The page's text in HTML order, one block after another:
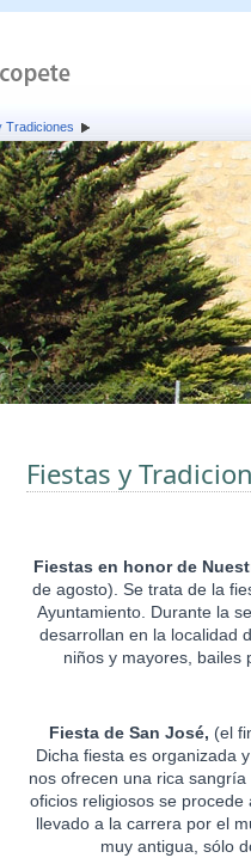
Tradiciones
Fiestas y
Fiestas en honor de
de agosto). Se trata de la
Ayuntamiento. Durante la
desarrollan en la localidad
niños y mayores, bailes
Fiesta de San José, (el
Dicha fiesta es organizada
nos ofrecen una rica
oficios religiosos se
llevado a la carrera por el
muy antigua, sólo